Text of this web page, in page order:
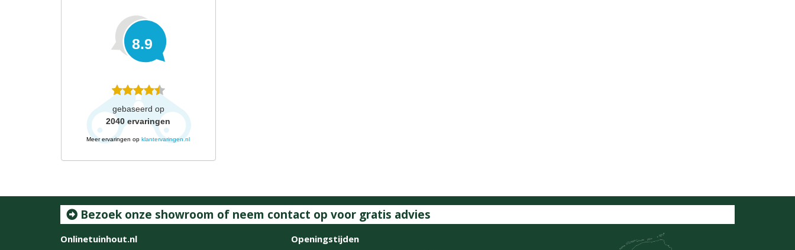
8.9
gebaseerd op
2040 ervaringen
Meer ervaringen opklantervaringen.nl
Bezoek onze showroom of neem contact op voor gratis advies
Onlinetuinhout.nl
Openingstijden